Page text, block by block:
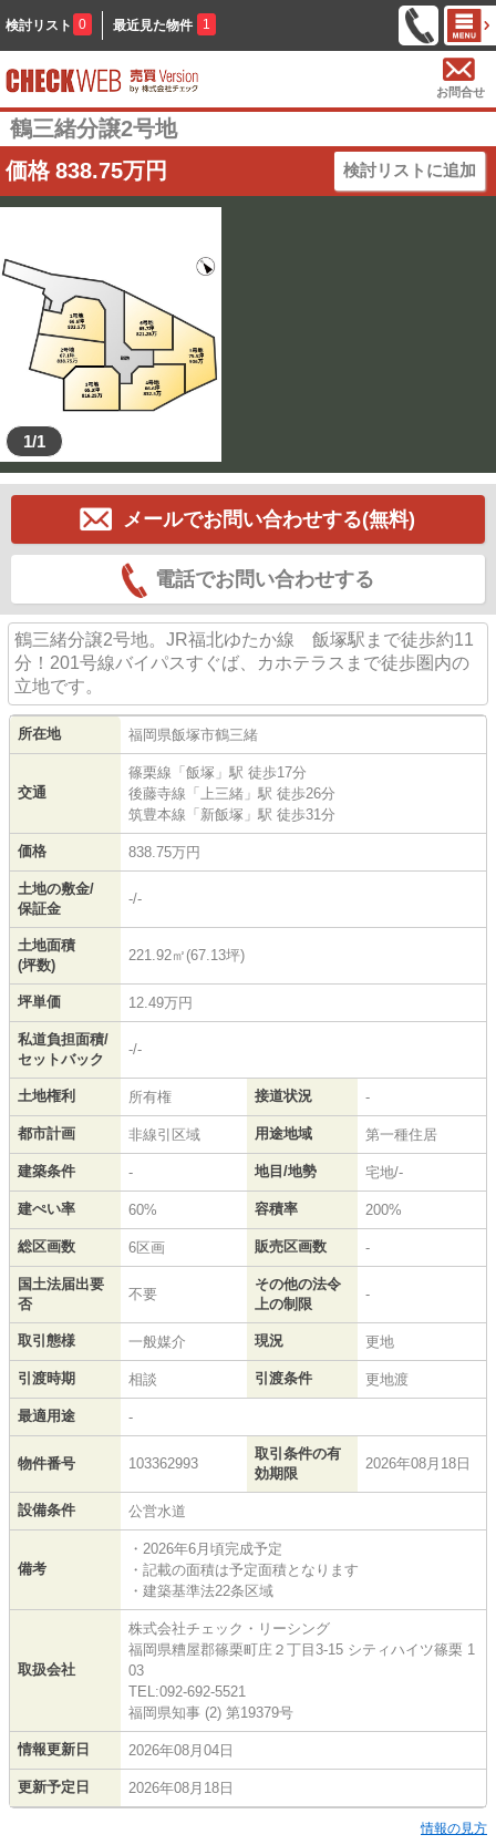
検討リスト 0 最近見た物件 1
お問合せ
鶴三緒分譲2号地
価格 838.75万円 検討リストに追加
1/1
メールでお問い合わせする(無料)
電話でお問い合わせする
鶴三緒分譲2号地。JR福北ゆたか線 飯塚駅まで徒歩約11
分！201号線バイパスすぐば、カホテラスまで徒歩圏内の
立地です。
所在地 福岡県飯塚市鶴三緒
交通
篠栗線 「 飯塚 」駅 徒歩17分
後藤寺線 「 上三緒 」駅 徒歩26分
筑豊本線 「 新飯塚 」駅 徒歩31分
価格 838.75万円
土地の敷金/
保証金
-/-
土地面積
(坪数)
221.92㎡(67.13坪)
坪単価 12.49万円
私道負担面積/
セットバック
-/-
土地権利 所有権 接道状況 -
都市計画 非線引区域 用途地域 第一種住居
建築条件 - 地目/地勢 宅地/-
建ぺい率 60% 容積率 200%
総区画数 6区画 販売区画数 -
国土法届出要
否
不要
その他の法令
上の制限
-
取引態様 一般媒介 現況 更地
引渡時期 相談 引渡条件 更地渡
最適用途 -
物件番号 103362993
取引条件の有
効期限
2026年08月18日
設備条件 公営水道
備考
・2026年6月頃完成予定
・記載の面積は予定面積となります
・建築基準法22条区域
取扱会社
株式会社チェック・リーシング
福岡県糟屋郡篠栗町庄２丁目3-15 シティハイツ篠栗 1
03
TEL:092-692-5521
福岡県知事 (2) 第19379号
情報更新日 2026年08月04日
更新予定日 2026年08月18日
情報の見方